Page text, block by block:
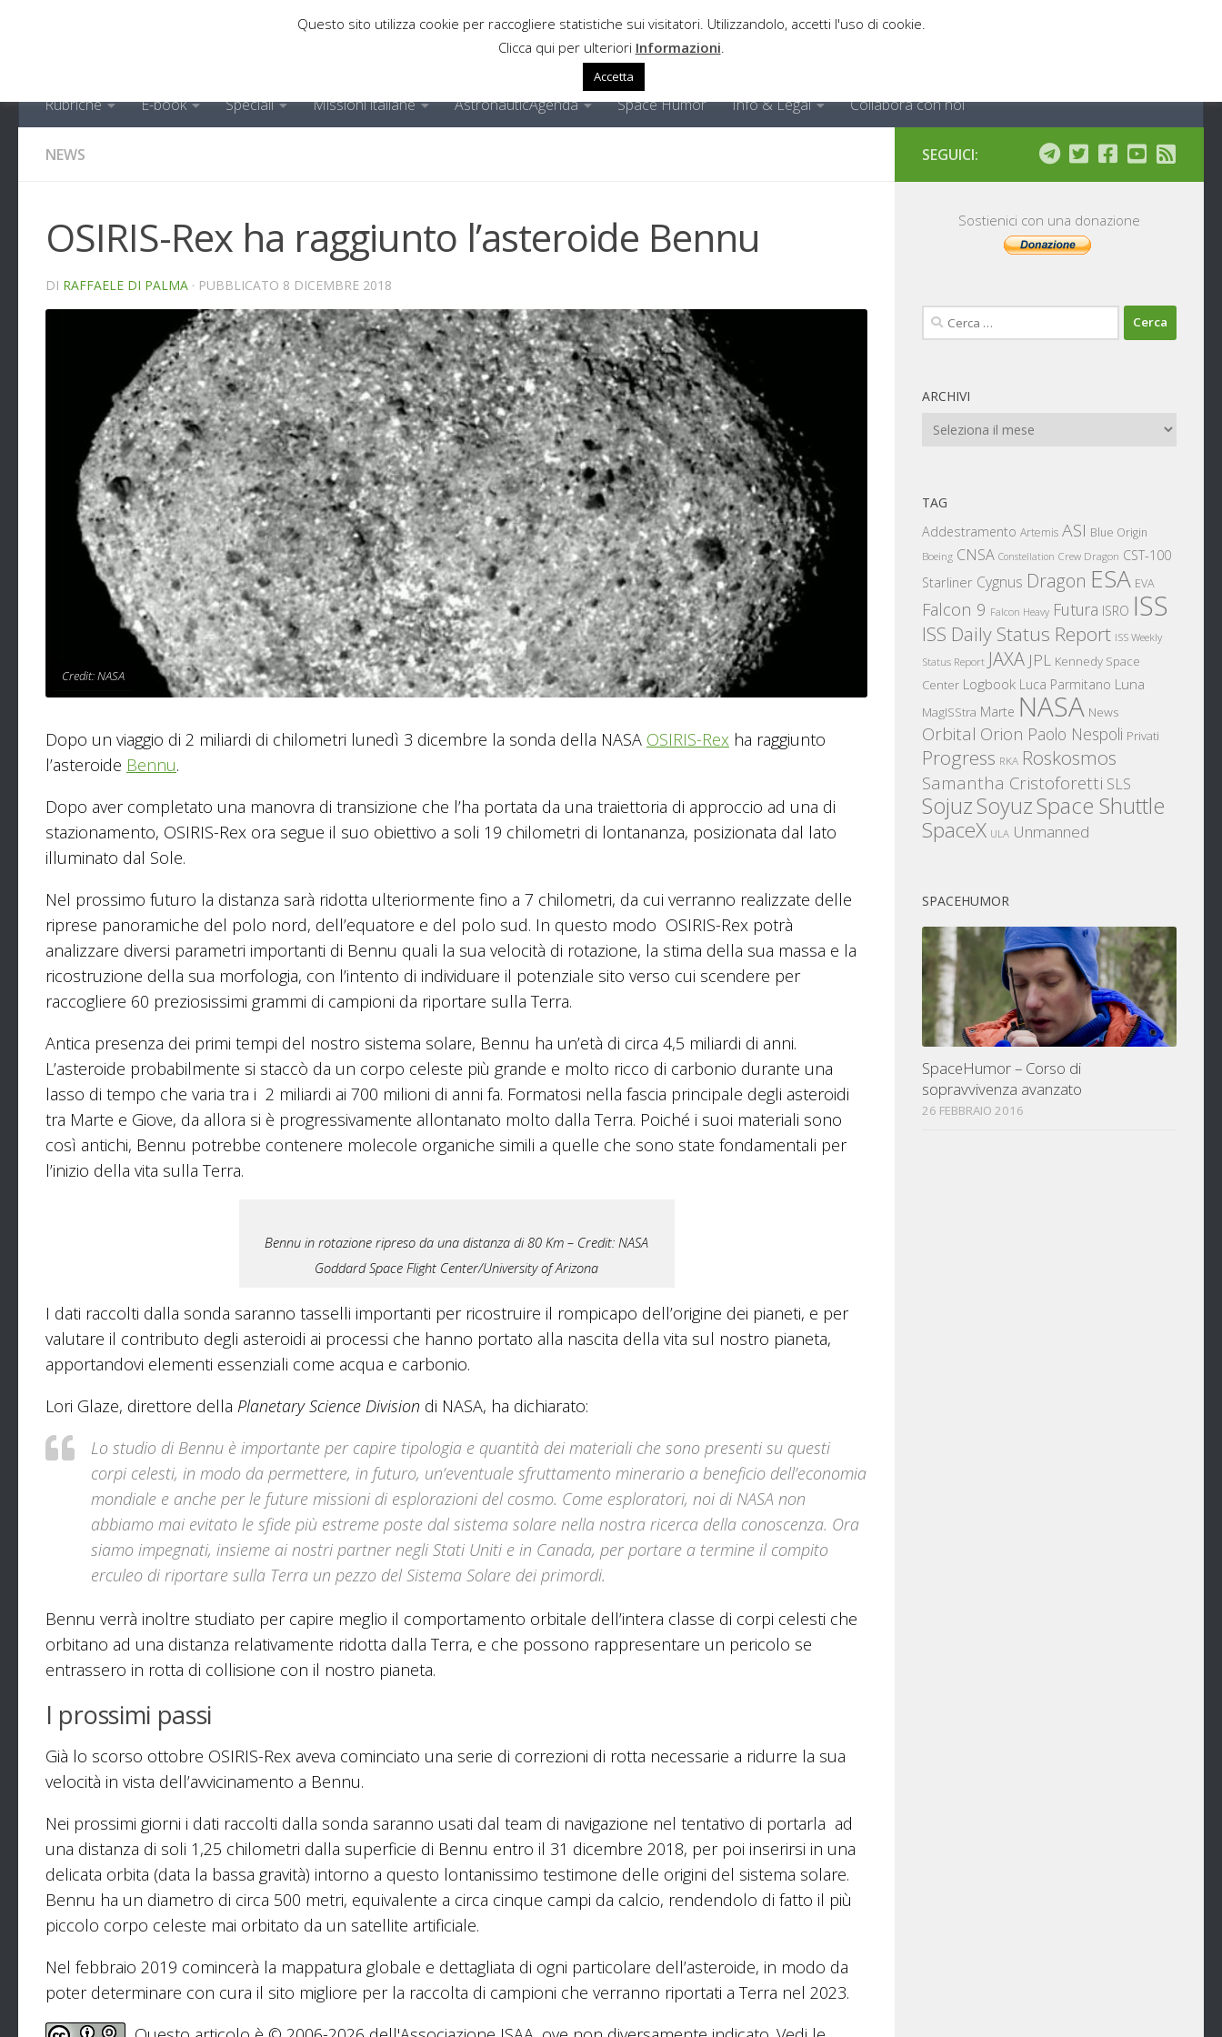
Rubriche E-book Speciali Missioni italiane AstronauticAgenda Space Humor Info & Legal Collabora con noi
NEWS
OSIRIS-Rex ha raggiunto l’asteroide Bennu
DI RAFFAELE DI PALMA · PUBBLICATO 8 DICEMBRE 2018
Credit: NASA
Dopo un viaggio di 2 miliardi di chilometri lunedì 3 dicembre la sonda della NASA OSIRIS-Rex ha raggiunto
l’asteroide Bennu.
Dopo aver completato una manovra di transizione che l’ha portata da una traiettoria di approccio ad una di
stazionamento, OSIRIS-Rex ora segue il suo obiettivo a soli 19 chilometri di lontananza, posizionata dal lato
illuminato dal Sole.
Nel prossimo futuro la distanza sarà ridotta ulteriormente fino a 7 chilometri, da cui verranno realizzate delle
riprese panoramiche del polo nord, dell’equatore e del polo sud. In questo modo OSIRIS-Rex potrà
analizzare diversi parametri importanti di Bennu quali la sua velocità di rotazione, la stima della sua massa e la
ricostruzione della sua morfologia, con l’intento di individuare il potenziale sito verso cui scendere per
raccogliere 60 preziosissimi grammi di campioni da riportare sulla Terra.
Antica presenza dei primi tempi del nostro sistema solare, Bennu ha un’età di circa 4,5 miliardi di anni.
L’asteroide probabilmente si staccò da un corpo celeste più grande e molto ricco di carbonio durante una
lasso di tempo che varia tra i 2 miliardi ai 700 milioni di anni fa. Formatosi nella fascia principale degli asteroidi
tra Marte e Giove, da allora si è progressivamente allontanato molto dalla Terra. Poiché i suoi materiali sono
così antichi, Bennu potrebbe contenere molecole organiche simili a quelle che sono state fondamentali per
l’inizio della vita sulla Terra.
Bennu in rotazione ripreso da una distanza di 80 Km – Credit: NASA
Goddard Space Flight Center/University of Arizona
I dati raccolti dalla sonda saranno tasselli importanti per ricostruire il rompicapo dell’origine dei pianeti, e per
valutare il contributo degli asteroidi ai processi che hanno portato alla nascita della vita sul nostro pianeta,
apportandovi elementi essenziali come acqua e carbonio.
Lori Glaze, direttore della Planetary Science Division di NASA, ha dichiarato:
Lo studio di Bennu è importante per capire tipologia e quantità dei materiali che sono presenti su questi
corpi celesti, in modo da permettere, in futuro, un’eventuale sfruttamento minerario a beneficio dell’economia
mondiale e anche per le future missioni di esplorazioni del cosmo. Come esploratori, noi di NASA non
abbiamo mai evitato le sfide più estreme poste dal sistema solare nella nostra ricerca della conoscenza. Ora
siamo impegnati, insieme ai nostri partner negli Stati Uniti e in Canada, per portare a termine il compito
erculeo di riportare sulla Terra un pezzo del Sistema Solare dei primordi.
Bennu verrà inoltre studiato per capire meglio il comportamento orbitale dell’intera classe di corpi celesti che
orbitano ad una distanza relativamente ridotta dalla Terra, e che possono rappresentare un pericolo se
entrassero in rotta di collisione con il nostro pianeta.
I prossimi passi
Già lo scorso ottobre OSIRIS-Rex aveva cominciato una serie di correzioni di rotta necessarie a ridurre la sua
velocità in vista dell’avvicinamento a Bennu.
Nei prossimi giorni i dati raccolti dalla sonda saranno usati dal team di navigazione nel tentativo di portarla ad
una distanza di soli 1,25 chilometri dalla superficie di Bennu entro il 31 dicembre 2018, per poi inserirsi in una
delicata orbita (data la bassa gravità) intorno a questo lontanissimo testimone delle origini del sistema solare.
Bennu ha un diametro di circa 500 metri, equivalente a circa cinque campi da calcio, rendendolo di fatto il più
piccolo corpo celeste mai orbitato da un satellite artificiale.
Nel febbraio 2019 comincerà la mappatura globale e dettagliata di ogni particolare dell’asteroide, in modo da
poter determinare con cura il sito migliore per la raccolta di campioni che verranno riportati a Terra nel 2023.
SEGUICI:
Sostienici con una donazione
Ricerca
per:
ARCHIVI
Archivi
TAG
Addestramento Artemis ASI Blue Origin
Boeing CNSA Constellation Crew Dragon CST-100
Starliner Cygnus Dragon ESA EVA
Falcon 9 Falcon Heavy Futura ISRO ISS
ISS Daily Status Report ISS Weekly
Status Report JAXA JPL Kennedy Space
Center Logbook Luca Parmitano Luna
MagISStra Marte NASA News
Orbital Orion Paolo Nespoli Privati
Progress RKA Roskosmos
Samantha Cristoforetti SLS
SojuzSoyuzSpace Shuttle
SpaceX ULA Unmanned
SPACEHUMOR
SpaceHumor – Corso di
sopravvivenza avanzato
26 FEBBRAIO 2016
Questo sito utilizza cookie per raccogliere statistiche sui visitatori. Utilizzandolo, accetti l'uso di cookie.
Clicca qui per ulteriori Informazioni
Accetta